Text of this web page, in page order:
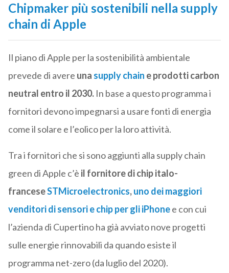
Chipmaker più sostenibili nella supply
chain di Apple
Il piano di Apple per la sostenibilità ambientale
prevede di avere una supply chain e prodotti carbon
neutral entro il 2030. In base a questo programma i
fornitori devono impegnarsi a usare fonti di energia
come il solare e l’eolico per la loro attività.
Tra i fornitori che si sono aggiunti alla supply chain
green di Apple c’è il fornitore di chip italo-
franceseSTMicroelectronics,uno dei maggiori
venditori di sensori e chip per gli iPhonee con cui
l’azienda di Cupertino ha già avviato nove progetti
sulle energie rinnovabili da quando esiste il
programma net-zero (da luglio del 2020).